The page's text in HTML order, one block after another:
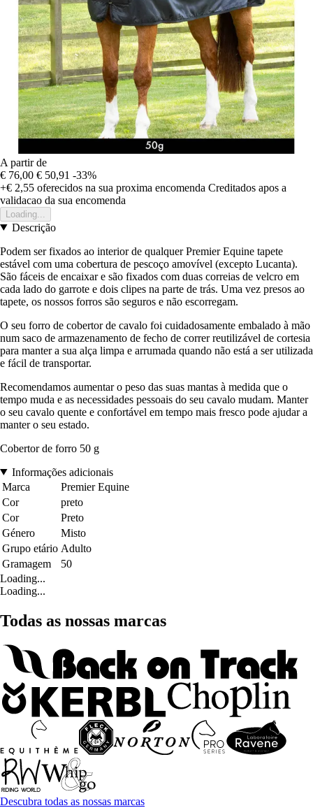
A partir de
€ 76,00 € 50,91 -33%
+€ 2,55 oferecidos na sua proxima encomenda Creditados apos a
validacao da sua encomenda
Loading...
Descrição
Podem ser fixados ao interior de qualquer Premier Equine tapete
estável com uma cobertura de pescoço amovível (excepto Lucanta).
São fáceis de encaixar e são fixados com duas correias de velcro em
cada lado do garrote e dois clipes na parte de trás. Uma vez presos ao
tapete, os nossos forros são seguros e não escorregam.
O seu forro de cobertor de cavalo foi cuidadosamente embalado à mão
num saco de armazenamento de fecho de correr reutilizável de cortesia
para manter a sua alça limpa e arrumada quando não está a ser utilizada
e fácil de transportar.
Recomendamos aumentar o peso das suas mantas à medida que o
tempo muda e as necessidades pessoais do seu cavalo mudam. Manter
o seu cavalo quente e confortável em tempo mais fresco pode ajudar a
manter o seu estado.
Cobertor de forro 50 g
Informações adicionais
Marca
Premier Equine
Cor
preto
Cor
Preto
Género
Misto
Grupo etário Adulto
Gramagem
50
Loading...
Loading...
Todas as nossas marcas
Descubra todas as nossas marcas